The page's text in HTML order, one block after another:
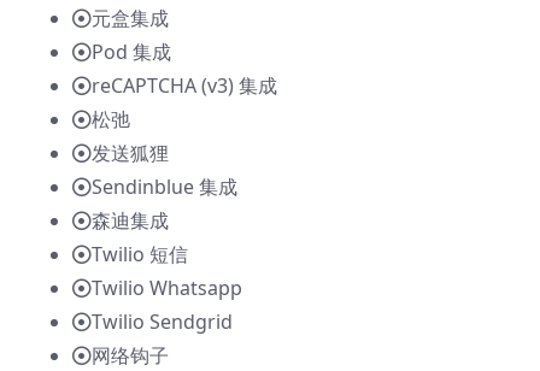
元盒集成
Pod 集成
reCAPTCHA (v3) 集成
松弛
发送狐狸
Sendinblue 集成
森迪集成
Twilio 短信
Twilio Whatsapp
Twilio Sendgrid
网络钩子